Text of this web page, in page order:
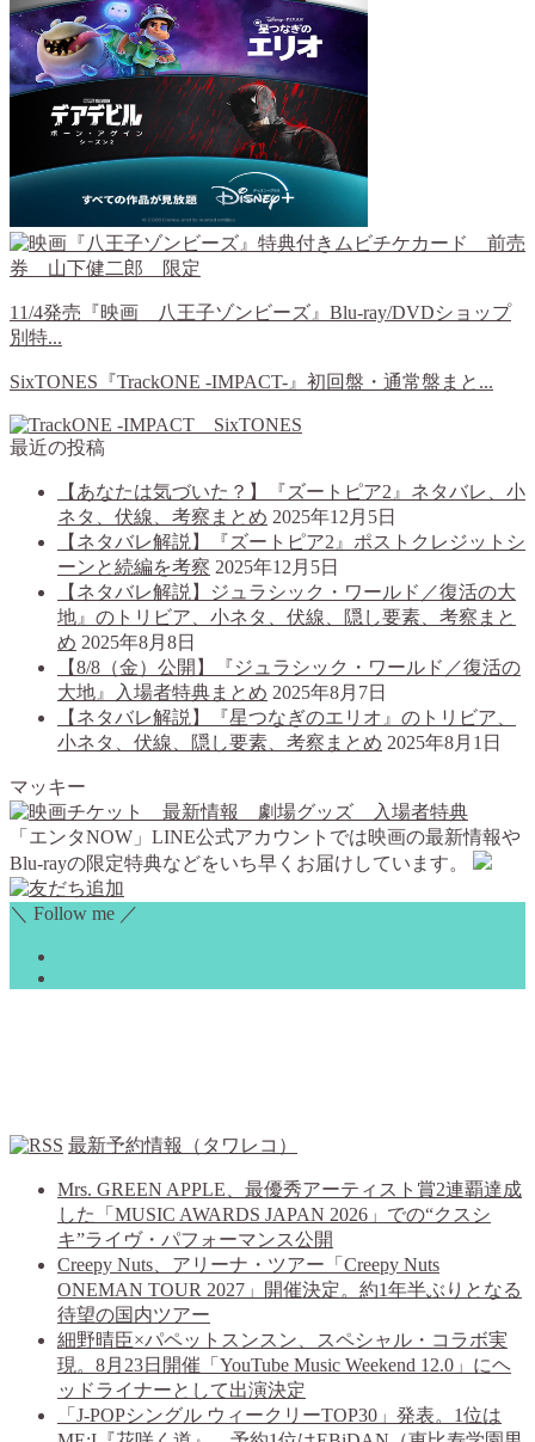
11/4発売『映画 八王子ゾンビーズ』Blu-ray/DVDショップ
別特...
SixTONES『TrackONE -IMPACT-』初回盤・通常盤まと...
最近の投稿
【あなたは気づいた？】『ズートピア2』ネタバレ、小
ネタ、伏線、考察まとめ 2025年12月5日
【ネタバレ解説】『ズートピア2』ポストクレジットシ
ーンと続編を考察 2025年12月5日
【ネタバレ解説】ジュラシック・ワールド／復活の大
地』のトリビア、小ネタ、伏線、隠し要素、考察まと
め 2025年8月8日
【8/8（金）公開】『ジュラシック・ワールド／復活の
大地』入場者特典まとめ 2025年8月7日
【ネタバレ解説】『星つなぎのエリオ』のトリビア、
小ネタ、伏線、隠し要素、考察まとめ 2025年8月1日
マッキー
「エンタNOW」LINE公式アカウントでは映画の最新情報や
Blu-rayの限定特典などをいち早くお届けしています。
＼ Follow me ／
最新予約情報（タワレコ）
Mrs. GREEN APPLE、最優秀アーティスト賞2連覇達成
した「MUSIC AWARDS JAPAN 2026」での“クスシ
キ”ライヴ・パフォーマンス公開
Creepy Nuts、アリーナ・ツアー「Creepy Nuts
ONEMAN TOUR 2027」開催決定。約1年半ぶりとなる
待望の国内ツアー
細野晴臣×パペットスンスン、スペシャル・コラボ実
現。8月23日開催「YouTube Music Weekend 12.0」にヘ
ッドライナーとして出演決定
「J-POPシングル ウィークリーTOP30」発表。1位は